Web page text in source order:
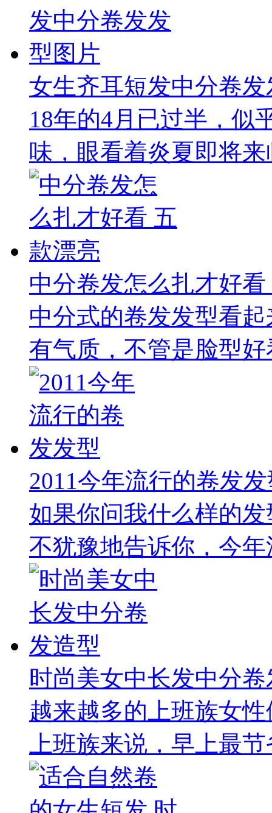
女生齐耳短发中分卷
18年的4月已过半，似
味，眼看着炎夏即将
中分卷发怎么扎才好
中分式的卷发发型看
有气质，不管是脸型
2011今年流行的卷发
如果你问我什么样的
不犹豫地告诉你，今
时尚美女中长发中分
越来越多的上班族女
上班族来说，早上最